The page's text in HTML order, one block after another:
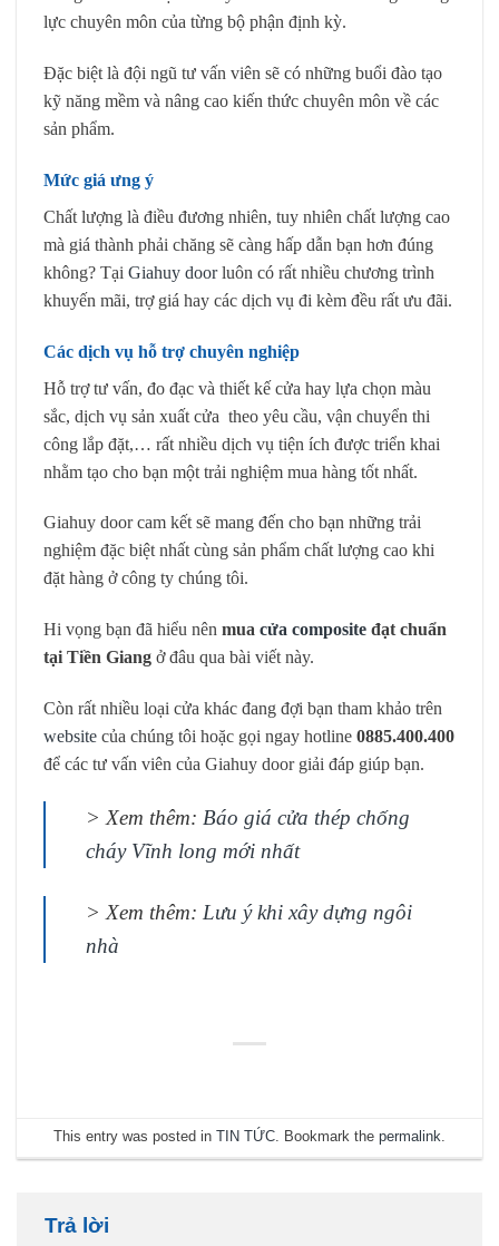
lực chuyên môn của từng bộ phận định kỳ.
Đặc biệt là đội ngũ tư vấn viên sẽ có những buổi đào tạo
kỹ năng mềm và nâng cao kiến thức chuyên môn về các
sản phẩm.
Mức giá ưng ý
Chất lượng là điều đương nhiên, tuy nhiên chất lượng cao
mà giá thành phải chăng sẽ càng hấp dẫn bạn hơn đúng
không? Tại Giahuy doorluôn có rất nhiều chương trình
khuyến mãi, trợ giá hay các dịch vụ đi kèm đều rất ưu đãi.
Các dịch vụ hỗ trợ chuyên nghiệp
Hỗ trợ tư vấn, đo đạc và thiết kế cửa hay lựa chọn màu
sắc, dịch vụ sản xuất cửa theo yêu cầu, vận chuyển thi
công lắp đặt,… rất nhiều dịch vụ tiện ích được triển khai
nhằm tạo cho bạn một trải nghiệm mua hàng tốt nhất.
Giahuy door cam kết sẽ mang đến cho bạn những trải
nghiệm đặc biệt nhất cùng sản phẩm chất lượng cao khi
đặt hàng ở công ty chúng tôi.
Hi vọng bạn đã hiểu nên mua cửa composite đạt chuẩn
tại Tiền Giang ở đâu qua bài viết này.
Còn rất nhiều loại cửa khác đang đợi bạn tham khảo trên
website của chúng tôi hoặc gọi ngay hotline 0885.400.400
để các tư vấn viên của Giahuy door giải đáp giúp bạn.
> Xem thêm: Báo giá cửa thép chống
cháy Vĩnh long mới nhất
> Xem thêm: Lưu ý khi xây dựng ngôi
nhà
This entry was posted in TIN TỨC . Bookmark the permalink
Trả lời